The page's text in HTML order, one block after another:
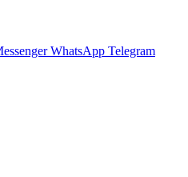
WhatsApp Telegram